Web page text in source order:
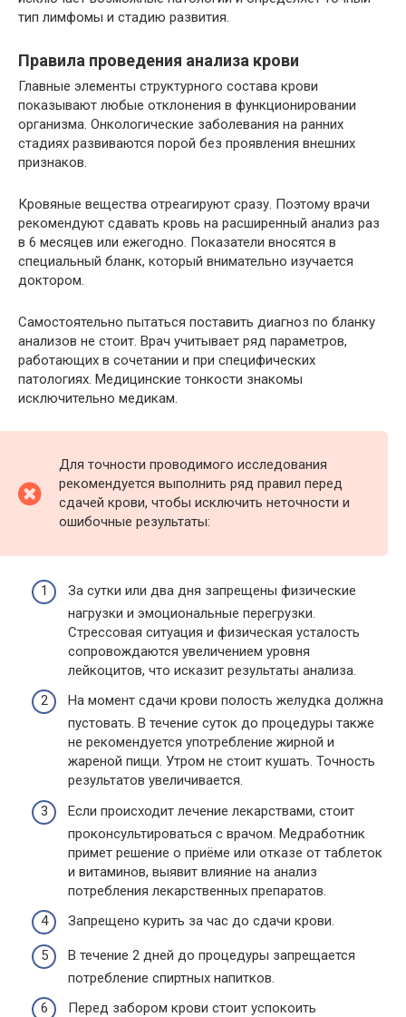
тип лимфомы и стадию развития.
Правила проведения анализа крови
Главные элементы структурного состава крови
показывают любые отклонения в функционировании
организма. Онкологические заболевания на ранних
стадиях развиваются порой без проявления внешних
признаков.
Кровяные вещества отреагируют сразу. Поэтому врачи
рекомендуют сдавать кровь на расширенный анализ раз
в 6 месяцев или ежегодно. Показатели вносятся в
специальный бланк, который внимательно изучается
доктором.
Самостоятельно пытаться поставить диагноз по бланку
анализов не стоит. Врач учитывает ряд параметров,
работающих в сочетании и при специфических
патологиях. Медицинские тонкости знакомы
исключительно медикам.
Для точности проводимого исследования
рекомендуется выполнить ряд правил перед
сдачей крови, чтобы исключить неточности и
ошибочные результаты:
За сутки или два дня запрещены физические
нагрузки и эмоциональные перегрузки.
Стрессовая ситуация и физическая усталость
сопровождаются увеличением уровня
лейкоцитов, что исказит результаты анализа.
На момент сдачи крови полость желудка должна
пустовать. В течение суток до процедуры также
не рекомендуется употребление жирной и
жареной пищи. Утром не стоит кушать. Точность
результатов увеличивается.
Если происходит лечение лекарствами, стоит
проконсультироваться с врачом. Медработник
примет решение о приёме или отказе от таблеток
и витаминов, выявит влияние на анализ
потребления лекарственных препаратов.
Запрещено курить за час до сдачи крови.
В течение 2 дней до процедуры запрещается
потребление спиртных напитков.
Перед забором крови стоит успокоить